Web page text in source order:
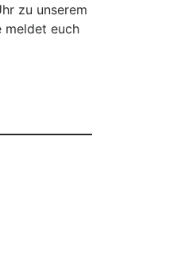
zu unserem
meldet euch